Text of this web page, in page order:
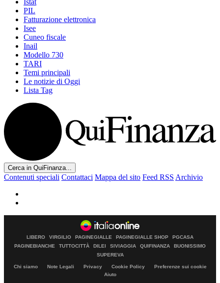
PIL
Fatturazione elettronica
Isee
Cuneo fiscale
Inail
Modello 730
TARI
Temi principali
Le notizie di Oggi
Lista Tag
Cerca in QuiFinanza...
Contenuti speciali Contattaci Mappa del sito Feed RSS Archivio
LIBERO VIRGILIO PAGINEGIALLE PAGINEGIALLE SHOP
PGCASA
PAGINEBIANCHE
TUTTOCITTÀ DILEI SIVIAGGIA QUIFINANZA
BUONISSIMO
SUPEREVA
Chi siamo Note Legali Privacy Cookie Policy
Preferenze sui cookie
Aiuto